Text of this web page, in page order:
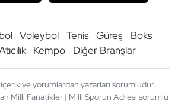
Voleybol Tenis Güreş
Boks
Kempo Diğer Branşlar
ve yorumlardan yazarları sorumludur.
Milli Fanatikler | Milli Sporun Adresi sorumlu